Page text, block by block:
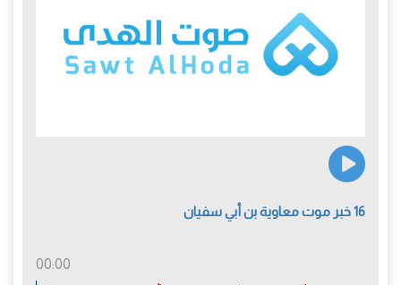
16 خبر موت معاوية بن أبي سفيان
00:00